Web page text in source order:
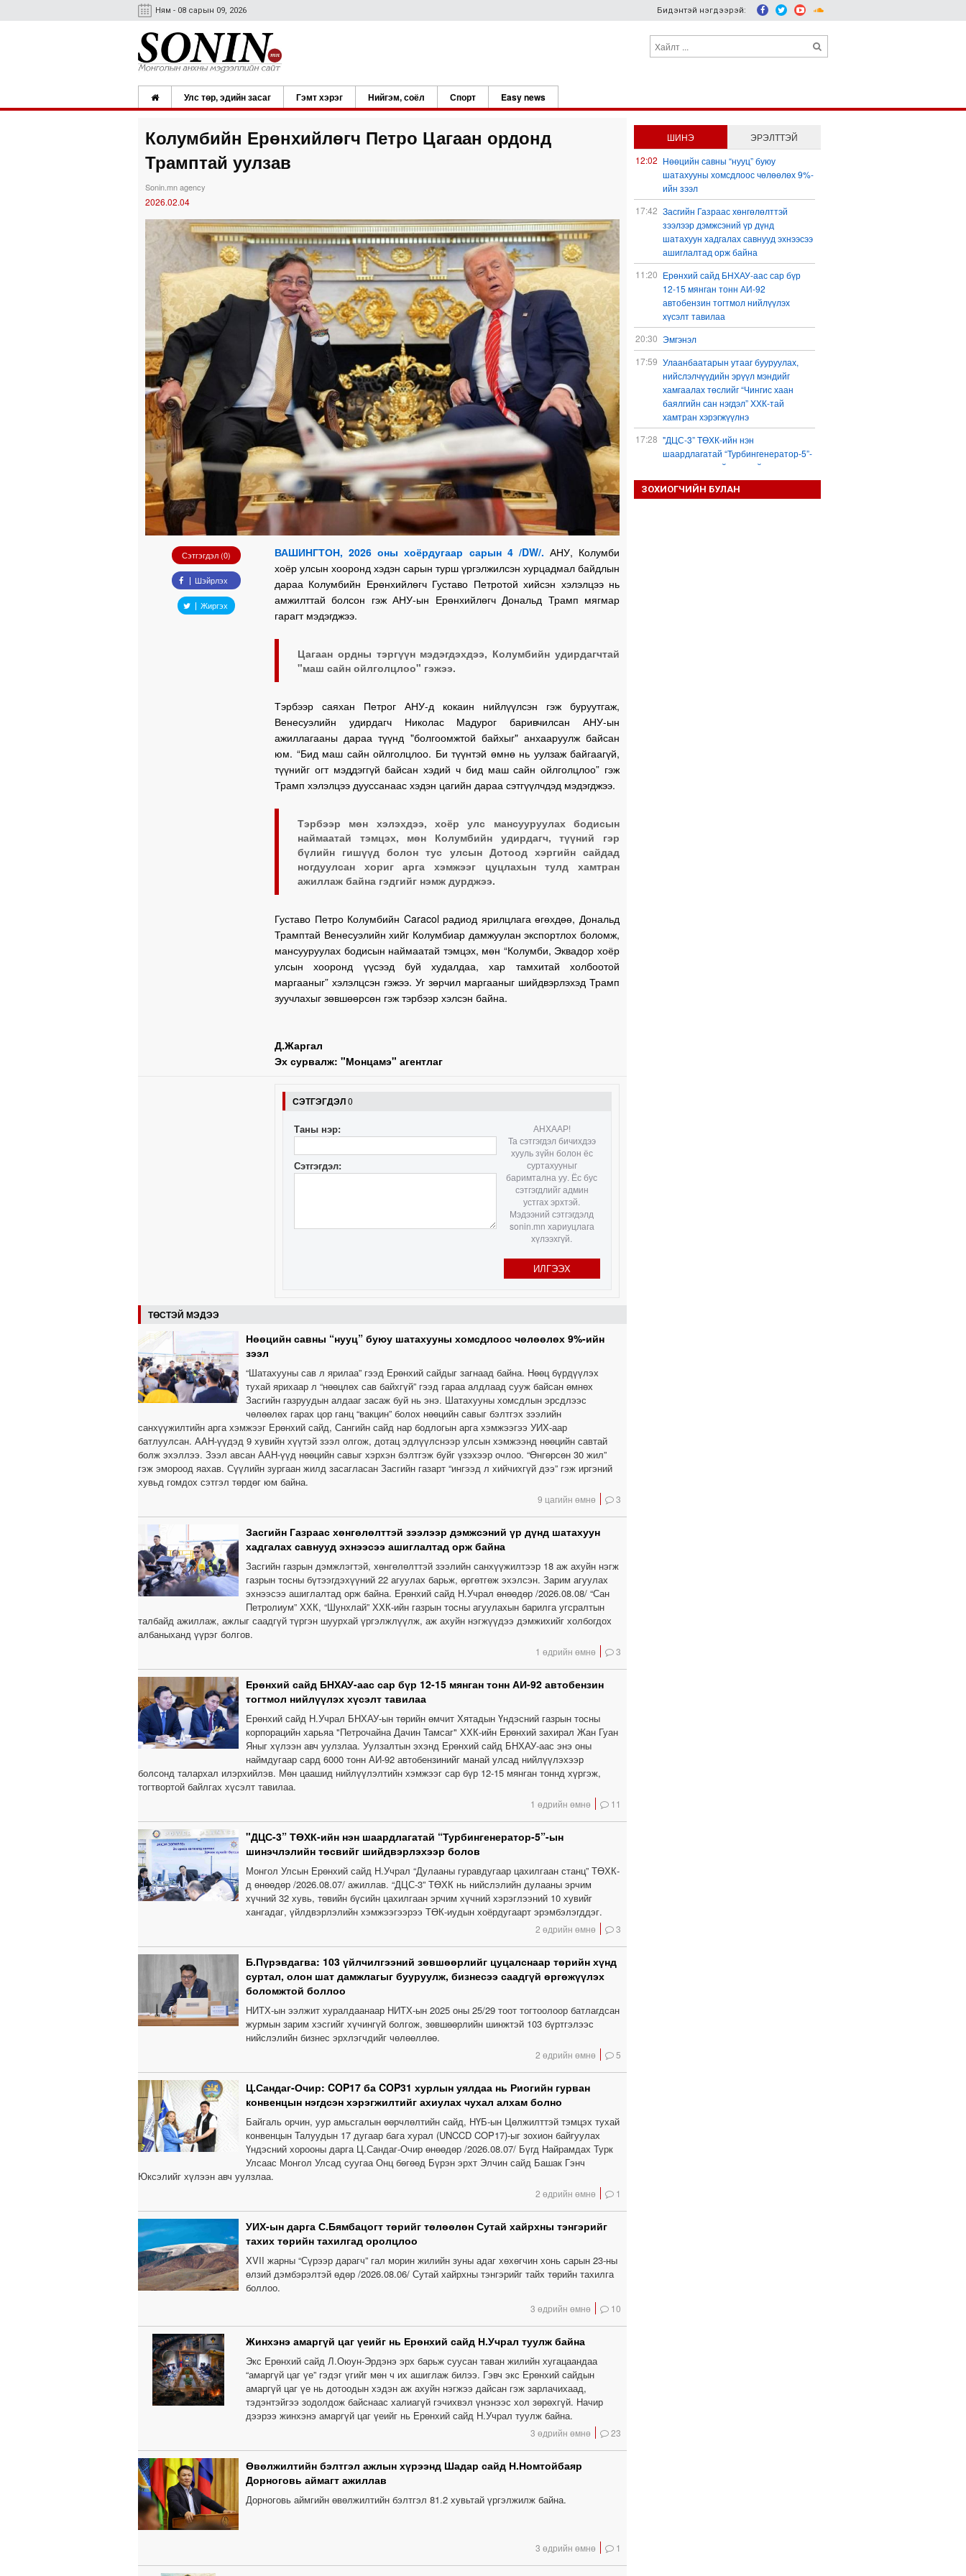
Ням - 08 сарын 09, 2026 Бидэнтэй нэгдээрэй:
Улс төр, эдийн засаг Гэмт хэрэг Нийгэм, соёл Спорт Easy news
Колумбийн Ерөнхийлөгч Петро Цагаан ордонд
Трамптай уулзав
Sonin.mn agency
2026.02.04
Сэтгэгдэл (0)
Шэйрлэх
Жиргэх
ВАШИНГТОН, 2026 оны хоёрдугаар сарын 4 /DW/. АНУ, Колумби
хоёр улсын хооронд хэдэн сарын турш үргэлжилсэн хурцадмал байдлын
дараа Колумбийн Ерөнхийлөгч Густаво Петротой хийсэн хэлэлцээ нь
амжилттай болсон гэж АНУ-ын Ерөнхийлөгч Дональд Трамп мягмар
гарагт мэдэгджээ.
Цагаан ордны тэргүүн мэдэгдэхдээ, Колумбийн удирдагчтай
"маш сайн ойлголцлоо" гэжээ.
Тэрбээр саяхан Петрог АНУ-д кокаин нийлүүлсэн гэж буруутгаж,
Венесуэлийн удирдагч Николас Мадурог баривчилсан АНУ-ын
ажиллагааны дараа түүнд "болгоомжтой байхыг" анхааруулж байсан
юм. “Бид маш сайн ойлголцлоо. Би түүнтэй өмнө нь уулзаж байгаагүй,
түүнийг огт мэддэггүй байсан хэдий ч бид маш сайн ойлголцлоо” гэж
Трамп хэлэлцээ дууссанаас хэдэн цагийн дараа сэтгүүлчдэд мэдэгджээ.
Тэрбээр мөн хэлэхдээ, хоёр улс мансууруулах бодисын
наймаатай тэмцэх, мөн Колумбийн удирдагч, түүний гэр
бүлийн гишүүд болон тус улсын Дотоод хэргийн сайдад
ногдуулсан хориг арга хэмжээг цуцлахын тулд хамтран
ажиллаж байна гэдгийг нэмж дурджээ.
Густаво Петро Колумбийн Caracol радиод ярилцлага өгөхдөө, Дональд
Трамптай Венесуэлийн хийг Колумбиар дамжуулан экспортлох боломж,
мансууруулах бодисын наймаатай тэмцэх, мөн “Колумби, Эквадор хоёр
улсын хооронд үүсээд буй худалдаа, хар тамхитай холбоотой
маргааныг” хэлэлцсэн гэжээ. Уг зөрчил маргааныг шийдвэрлэхэд Трамп
зуучлахыг зөвшөөрсөн гэж тэрбээр хэлсэн байна.
Д.Жаргал
Эх сурвалж: "Монцамэ" агентлаг
СЭТГЭГДЭЛ0
Таны нэр:
Сэтгэгдэл:
АНХААР!
Та сэтгэгдэл бичихдээ
хууль зүйн болон ёс
суртахууныг
баримтална уу. Ёс бус
сэтгэгдлийг админ
устгах эрхтэй.
Мэдээний сэтгэгдэлд
sonin.mn хариуцлага
хүлээхгүй.
ИЛГЭЭХ
ТӨСТЭЙ МЭДЭЭ
Нөөцийн савны “нууц” буюу шатахууны хомсдлоос чөлөөлөх 9%-ийн
зээл
“Шатахууны сав л ярилаа” гээд Ерөнхий сайдыг загнаад байна. Нөөц бүрдүүлэх
тухай ярихаар л “нөөцлөх сав байхгүй” гээд гараа алдлаад сууж байсан өмнөх
Засгийн газруудын алдааг засаж буй нь энэ. Шатахууны хомсдлын эрсдлээс
чөлөөлөх гарах цор ганц “вакцин” болох нөөцийн савыг бэлтгэх зээлийн
санхүүжилтийн арга хэмжээг Ерөнхий сайд, Сангийн сайд нар бодлогын арга хэмжээгээ УИХ-аар
батлуулсан. ААН-үүдэд 9 хувийн хүүтэй зээл олгож, дотац эдлүүлснээр улсын хэмжээнд нөөцийн савтай
болж эхэллээ. Зээл авсан ААН-үүд нөөцийн савыг хэрхэн бэлтгэж буйг үзэхээр очлоо. “Өнгөрсөн 30 жил”
гэж эмороод яахав. Сүүлийн зургаан жилд засагласан Засгийн газарт “ингээд л хийчихгүй дээ” гэж иргэний
хувьд гомдох сэтгэл төрдөг юм байна.
9 цагийн өмнө 3
Засгийн Газраас хөнгөлөлттэй зээлээр дэмжсэний үр дүнд шатахуун
хадгалах савнууд эхнээсээ ашиглалтад орж байна
Засгийн газрын дэмжлэгтэй, хөнгөлөлттэй зээлийн санхүүжилтээр 18 аж ахуйн нэгж
газрын тосны бүтээгдэхүүний 22 агуулах барьж, өргөтгөж эхэлсэн. Зарим агуулах
эхнээсээ ашиглалтад орж байна. Ерөнхий сайд Н.Учрал өнөөдөр /2026.08.08/ “Сан
Петролиум” ХХК, “Шунхлай” ХХК-ийн газрын тосны агуулахын барилга угсралтын
талбайд ажиллаж, ажлыг саадгүй түргэн шуурхай үргэлжлүүлж, аж ахуйн нэгжүүдээ дэмжихийг холбогдох
албаныханд үүрэг болгов.
1 өдрийн өмнө 3
Ерөнхий сайд БНХАУ-аас сар бүр 12-15 мянган тонн АИ-92 автобензин
тогтмол нийлүүлэх хүсэлт тавилаа
Ерөнхий сайд Н.Учрал БНХАУ-ын төрийн өмчит Хятадын Үндэсний газрын тосны
корпорацийн харьяа "Петрочайна Дачин Тамсаг" ХХК-ийн Ерөнхий захирал Жан Гуан
Яныг хүлээн авч уулзлаа. Уулзалтын эхэнд Ерөнхий сайд БНХАУ-аас энэ оны
наймдугаар сард 6000 тонн АИ-92 автобензинийг манай улсад нийлүүлэхээр
болсонд талархал илэрхийлэв. Мөн цаашид нийлүүлэлтийн хэмжээг сар бүр 12-15 мянган тоннд хүргэж,
тогтвортой байлгах хүсэлт тавилаа.
1 өдрийн өмнө 11
"ДЦС-3” ТӨХК-ийн нэн шаардлагатай “Турбингенератор-5”-ын
шинэчлэлийн төсвийг шийдвэрлэхээр болов
Монгол Улсын Ерөнхий сайд Н.Учрал “Дулааны гуравдугаар цахилгаан станц” ТӨХК-
д өнөөдөр /2026.08.07/ ажиллав. “ДЦС-3” ТӨХК нь нийслэлийн дулааны эрчим
хүчний 32 хувь, төвийн бүсийн цахилгаан эрчим хүчний хэрэглээний 10 хувийг
хангадаг, үйлдвэрлэлийн хэмжээгээрээ ТӨК-иудын хоёрдугаарт эрэмбэлэгддэг.
2 өдрийн өмнө 3
Б.Пүрэвдагва: 103 үйлчилгээний зөвшөөрлийг цуцалснаар төрийн хүнд
суртал, олон шат дамжлагыг бууруулж, бизнесээ саадгүй өргөжүүлэх
боломжтой боллоо
НИТХ-ын ээлжит хуралдаанаар НИТХ-ын 2025 оны 25/29 тоот тогтоолоор батлагдсан
журмын зарим хэсгийг хүчингүй болгож, зөвшөөрлийн шинжтэй 103 бүртгэлээс
нийслэлийн бизнес эрхлэгчдийг чөлөөллөө.
2 өдрийн өмнө 5
Ц.Сандаг-Очир: COP17 ба COP31 хурлын уялдаа нь Риогийн гурван
конвенцын нэгдсэн хэрэгжилтийг ахиулах чухал алхам болно
Байгаль орчин, уур амьсгалын өөрчлөлтийн сайд, НҮБ-ын Цөлжилттэй тэмцэх тухай
конвенцын Талуудын 17 дугаар бага хурал (UNCCD COP17)-ыг зохион байгуулах
Үндэсний хорооны дарга Ц.Сандаг-Очир өнөөдөр /2026.08.07/ Бүгд Найрамдах Турк
Улсаас Монгол Улсад суугаа Онц бөгөөд Бүрэн эрхт Элчин сайд Башак Гэнч
Юксэлийг хүлээн авч уулзлаа.
2 өдрийн өмнө 1
УИХ-ын дарга С.Бямбацогт төрийг төлөөлөн Сутай хайрхны тэнгэрийг
тахих төрийн тахилгад оролцлоо
XVII жарны “Сүрээр дарагч” гал морин жилийн зуны адаг хөхөгчин хонь сарын 23-ны
өлзий дэмбэрэлтэй өдөр /2026.08.06/ Сутай хайрхны тэнгэрийг тайх төрийн тахилга
боллоо.
3 өдрийн өмнө 10
Жинхэнэ амаргүй цаг үеийг нь Ерөнхий сайд Н.Учрал туулж байна
Экс Ерөнхий сайд Л.Оюун-Эрдэнэ эрх барьж суусан таван жилийн хугацаандаа
“амаргүй цаг үе” гэдэг үгийг мөн ч их ашиглаж билээ. Гэвч экс Ерөнхий сайдын
амаргүй цаг үе нь дотоодын хэдэн аж ахуйн нэгжээ дайсан гэж зарлачихаад,
тэдэнтэйгээ зодолдож байснаас халиагүй гэчихвэл үнэнээс хол зөрөхгүй. Начир
дээрээ жинхэнэ амаргүй цаг үеийг нь Ерөнхий сайд Н.Учрал туулж байна.
3 өдрийн өмнө 23
Өвөлжилтийн бэлтгэл ажлын хүрээнд Шадар сайд Н.Номтойбаяр
Дорноговь аймагт ажиллав
Дорноговь аймгийн өвөлжилтийн бэлтгэл 81.2 хувьтай үргэлжилж байна.
3 өдрийн өмнө 1
ШИНЭ
ЭРЭЛТТЭЙ
12:02 Нөөцийн савны “нууц” буюу
шатахууны хомсдлоос чөлөөлөх 9%-
ийн зээл
17:42 Засгийн Газраас хөнгөлөлттэй
зээлээр дэмжсэний үр дүнд
шатахуун хадгалах савнууд эхнээсээ
ашиглалтад орж байна
11:20 Ерөнхий сайд БНХАУ-аас сар бүр
12-15 мянган тонн АИ-92
автобензин тогтмол нийлүүлэх
хүсэлт тавилаа
20:30 Эмгэнэл
17:59 Улаанбаатарын утааг бууруулах,
нийслэлчүүдийн эрүүл мэндийг
хамгаалах төслийг “Чингис хаан
баялгийн сан нэгдэл” ХХК-тай
хамтран хэрэгжүүлнэ
17:28 "ДЦС-3” ТӨХК-ийн нэн
шаардлагатай “Турбингенератор-5”-
ын шинэчлэлийн төсвийг
шийдвэрлэхээр болов
16:25
ЗОХИОГЧИЙН БУЛАН